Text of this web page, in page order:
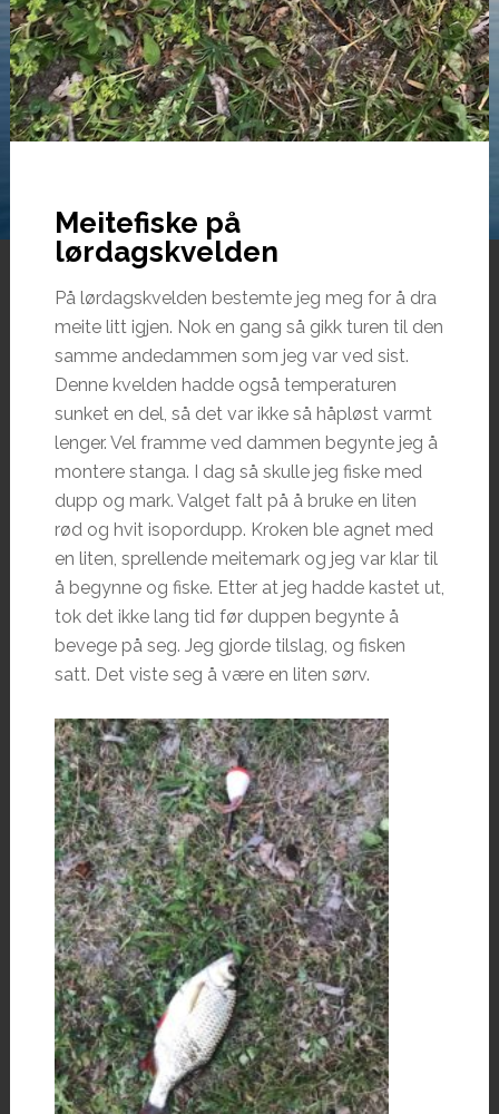
Meitefiske på
lørdagskvelden
På lørdagskvelden bestemte jeg meg for å dra
meite litt igjen. Nok en gang så gikk turen til den
samme andedammen som jeg var ved sist.
Denne kvelden hadde også temperaturen
sunket en del, så det var ikke så håpløst varmt
lenger. Vel framme ved dammen begynte jeg å
montere stanga. I dag så skulle jeg fiske med
dupp og mark. Valget falt på å bruke en liten
rød og hvit isopordupp. Kroken ble agnet med
en liten, sprellende meitemark og jeg var klar til
å begynne og fiske. Etter at jeg hadde kastet ut,
tok det ikke lang tid før duppen begynte å
bevege på seg. Jeg gjorde tilslag, og fisken
satt. Det viste seg å være en liten sørv.